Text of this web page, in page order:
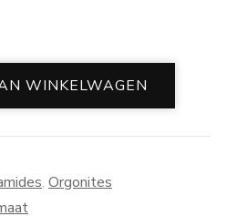
WINKELWAGEN
, Orgonites